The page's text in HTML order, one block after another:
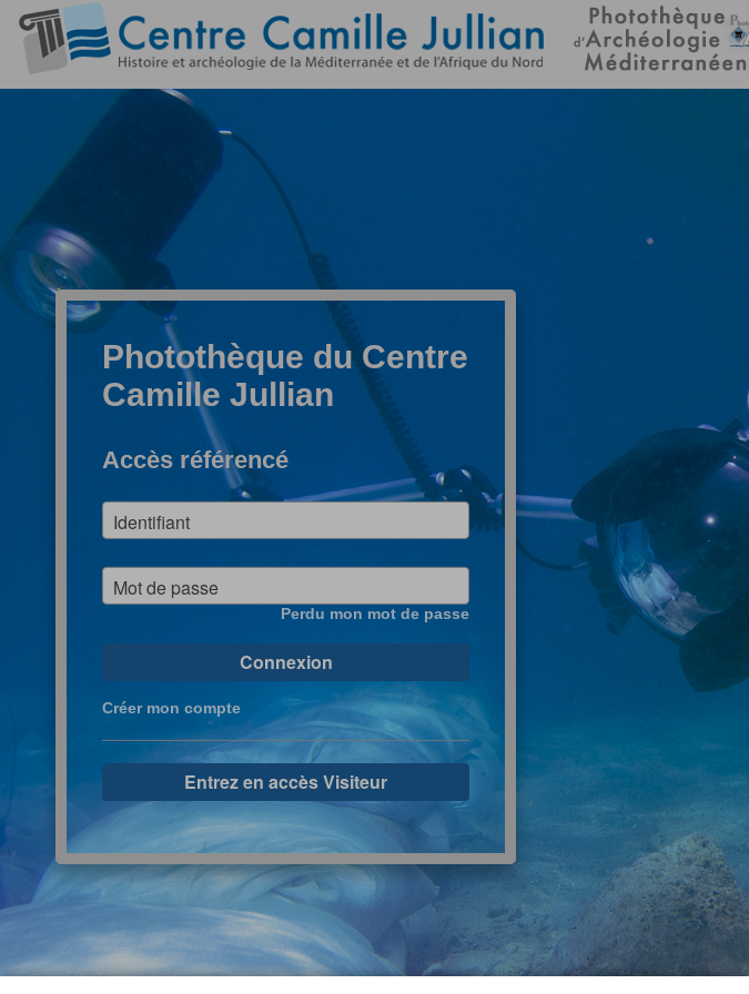
Photothèque du Centre
Camille Jullian
Accès référencé
Identifiant
Mot de passe
Perdu mon mot de passe
Connexion
Créer mon compte
Entrez en accès Visiteur